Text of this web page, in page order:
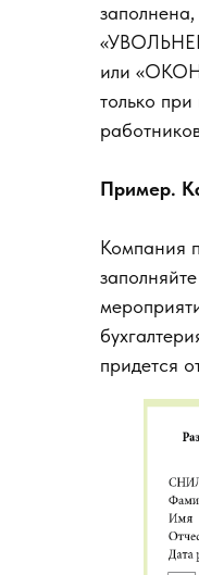
или
только
Пример.
Компания
придется